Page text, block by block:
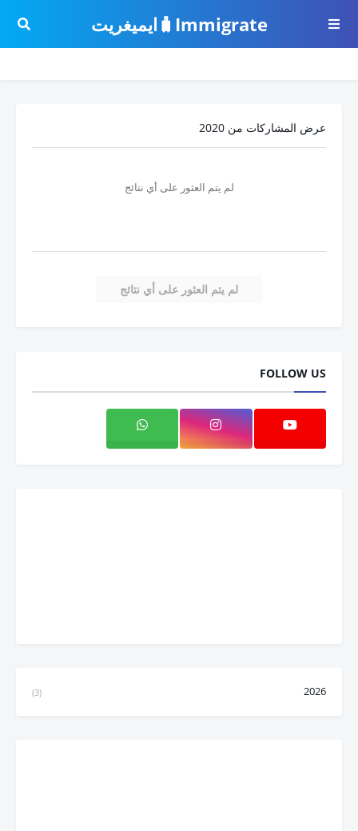
Immigrate🧳ايميغريت
عرض المشاركات من 2020
لم يتم العثور على أي نتائج
لم يتم العثور على أي نتائج
FOLLOW US
2026
(3)